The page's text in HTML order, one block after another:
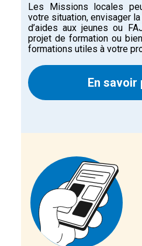
Les Missions locales
votre situation, envisager
d’aides aux jeunes ou
projet de formation ou
formations utiles à votre
En savoir